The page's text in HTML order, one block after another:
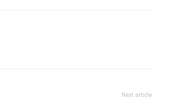
Next article